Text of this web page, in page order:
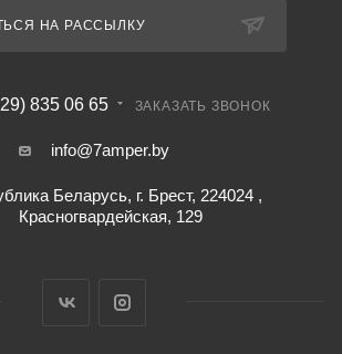
НА РАССЫЛКУ
835 06 65 ЗАКАЗАТЬ ЗВОНОК
info@7amper.by
Беларусь, г. Брест, 224024 ,
Красногвардейская, 129